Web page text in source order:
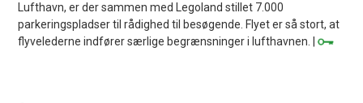
Lufthavn, er der sammen med Legoland stillet 7.000
parkeringspladser til rådighed til besøgende. Flyet er så stort, at
flyvelederne indfører særlige begrænsninger i lufthavnen. |